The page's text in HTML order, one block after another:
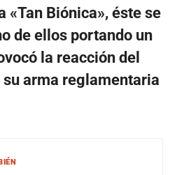
«Tan Biónica», éste se
de ellos portando un
la reacción del
arma reglamentaria